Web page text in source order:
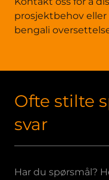
prosjektbehov
bengali
Ofte stilte
svar
Har du spørsmål?